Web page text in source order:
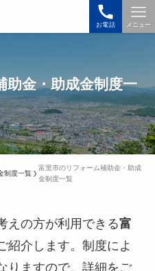
お電話 メニュー
助金・助成金制度一
制度一覧
富里市のリフォーム補助金・助成
金制度一覧
えの方が利用できる富
紹介します。制度によ
りますので、詳細をご